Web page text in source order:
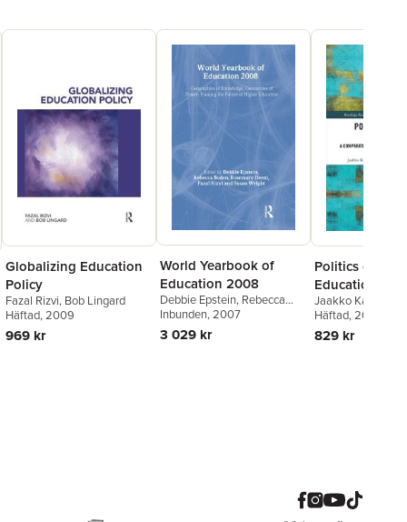
Globalizing Education
Policy
Fazal Rizvi, Bob Lingard
Häftad, 2009
969 kr
World Yearbook of
Education 2008
Debbie Epstein, Rebecca
Boden,Rosemary Deem
Fazal Rizvi
Inbunden, 2007
3 029 kr
Politics of
Education
Jaakko Kauko
Tuomas Takala
Häftad, 2020
829 kr